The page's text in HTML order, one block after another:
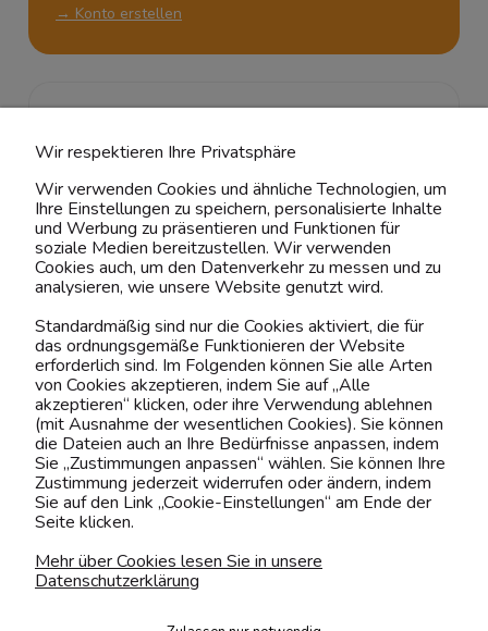
→ Konto erstellen
Kontaktiere uns!
0151 12200811
shop@yourhouse24.eu
Mo. - Fr. 07:00-15:00
4.6
MEIN ACCOUNT
BELIEBTE KATEGORIEN
Wir respektieren Ihre Privatsphäre
Wir verwenden Cookies und ähnliche Technologien, um
Ihre Einstellungen zu speichern, personalisierte Inhalte
und Werbung zu präsentieren und Funktionen für
soziale Medien bereitzustellen. Wir verwenden
Cookies auch, um den Datenverkehr zu messen und zu
analysieren, wie unsere Website genutzt wird.
Standardmäßig sind nur die Cookies aktiviert, die für
das ordnungsgemäße Funktionieren der Website
erforderlich sind. Im Folgenden können Sie alle Arten
von Cookies akzeptieren, indem Sie auf „Alle
akzeptieren“ klicken, oder ihre Verwendung ablehnen
(mit Ausnahme der wesentlichen Cookies). Sie können
die Dateien auch an Ihre Bedürfnisse anpassen, indem
Sie „Zustimmungen anpassen“ wählen. Sie können Ihre
Zustimmung jederzeit widerrufen oder ändern, indem
Sie auf den Link „Cookie-Einstellungen“ am Ende der
Seite klicken.
Mehr über Cookies lesen Sie in unsere
Datenschutzerklärung